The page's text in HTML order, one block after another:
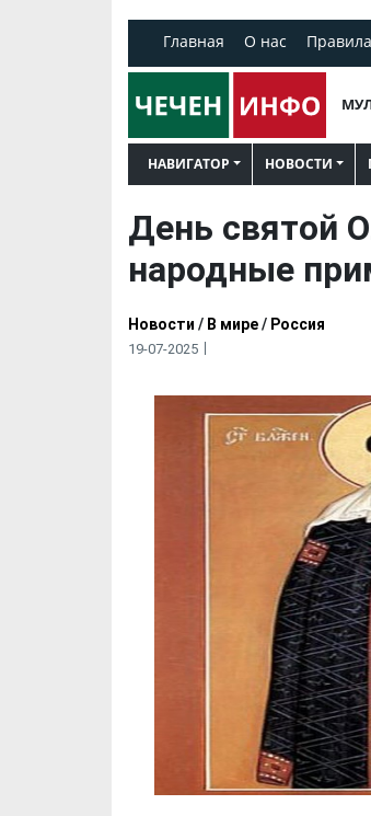
Главная О нас Правила
НАВИГАТОР НОВОСТИ
День святой
народные
Новости / В мире/ Россия
19-07-2025